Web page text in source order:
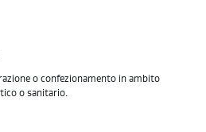
o confezionamento in ambito
o sanitario.